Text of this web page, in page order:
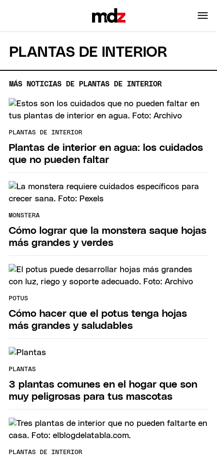
PLANTAS DE INTERIOR
MÁS NOTICIAS DE PLANTAS DE INTERIOR
PLANTAS DE INTERIOR
Plantas de interior en agua: los cuidados
que no pueden faltar
MONSTERA
Cómo lograr que la monstera saque hojas
más grandes y verdes
POTUS
Cómo hacer que el potus tenga hojas
más grandes y saludables
PLANTAS
3 plantas comunes en el hogar que son
muy peligrosas para tus mascotas
PLANTAS DE INTERIOR